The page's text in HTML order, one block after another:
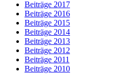
Beiträge 2017
Beiträge 2016
Beiträge 2015
Beiträge 2014
Beiträge 2013
Beiträge 2012
Beiträge 2011
Beiträge 2010